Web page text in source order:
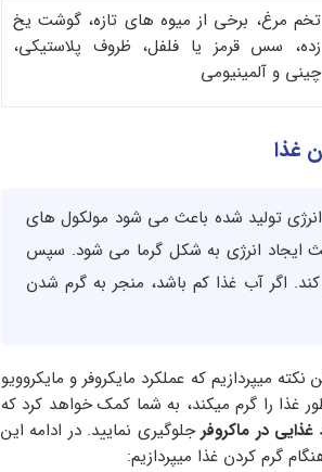
تخم مرغ، برخی از میوه های تازه، گوشت یخ
زده، سس قرمز یا فلفل، ظروف پلاستیکی،
چینی و آلمینیومی
غذا
انرژی تولید شده باعث می شود مولکول های
ایجاد انرژی به شکل گرما می شود. سپس
اگر آب غذا کم باشد، منجر به گرم شدن
نکته میپردازیم که عملکرد مایکروفر و مایکروویو
غذا را گرم میکند، به شما کمک خواهد کرد که
در ماکروفرجلوگیری نمایید. در ادامه این
گرم کردن غذا میپردازیم: